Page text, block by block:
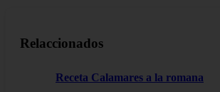
Relaccionados
Receta Calamares a la romana